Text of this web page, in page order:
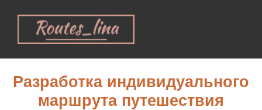
Разработка индивидуального
маршрута путешествия